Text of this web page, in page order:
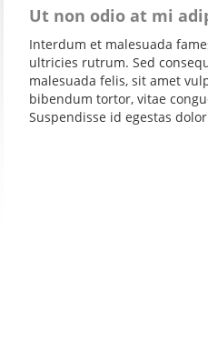
Ut non odio at mi
Interdum et malesuada
ultricies rutrum. Sed
malesuada felis, sit amet
bibendum tortor, vitae
Suspendisse id egestas